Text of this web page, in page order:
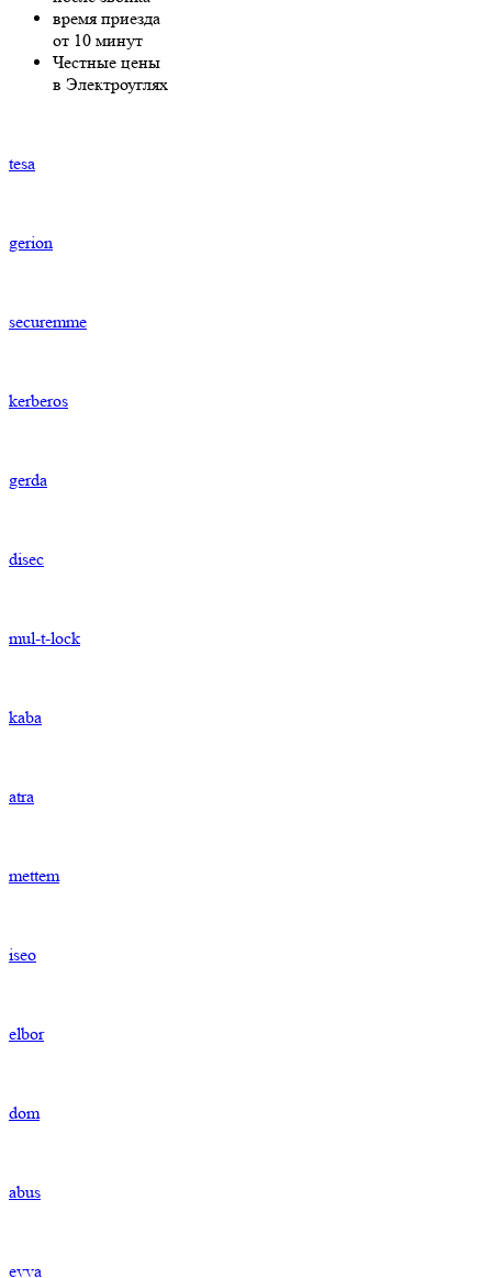
время приезда
от 10 минут
Честные цены
в Электроуглях
tesa
gerion
securemme
kerberos
gerda
disec
mul-t-lock
kaba
atra
mettem
iseo
elbor
dom
abus
evva